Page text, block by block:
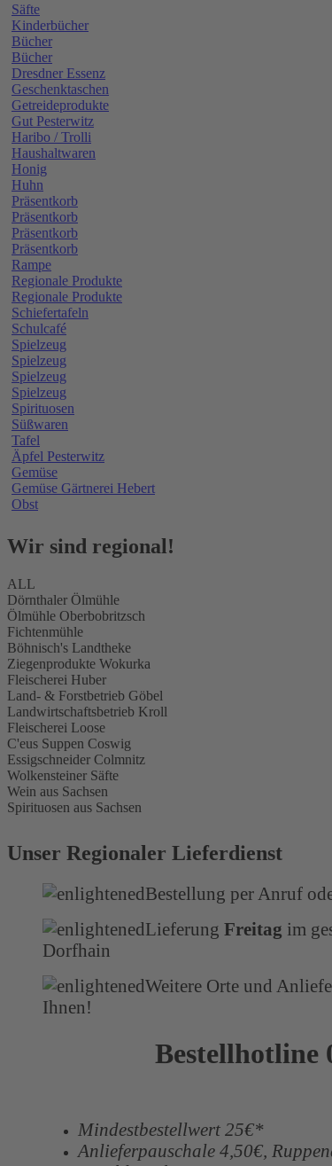
Säfte
Kinderbücher
Bücher
Bücher
Dresdner Essenz
Geschenktaschen
Getreideprodukte
Gut Pesterwitz
Haribo / Trolli
Haushaltwaren
Honig
Huhn
Präsentkorb
Präsentkorb
Präsentkorb
Präsentkorb
Rampe
Regionale Produkte
Regionale Produkte
Schiefertafeln
Schulcafé
Spielzeug
Spielzeug
Spielzeug
Spielzeug
Spirituosen
Süßwaren
Tafel
Äpfel Pesterwitz
Gemüse
Gemüse Gärtnerei Hebert
Obst
Wir sind regional!
ALL
Dörnthaler Ölmühle
Ölmühle Oberbobritzsch
Fichtenmühle
Böhnisch's Landtheke
Ziegenprodukte Wokurka
Fleischerei Huber
Land- & Forstbetrieb Göbel
Landwirtschaftsbetrieb Kroll
Fleischerei Loose
C'eus Suppen Coswig
Essigschneider Colmnitz
Wolkensteiner Säfte
Wein aus Sachsen
Spirituosen aus Sachsen
Unser Regionaler Lieferdienst
Bestellung per Anruf
Lieferung Freitag im
Dorfhain
Weitere Orte und
Ihnen!
Bestellhotline
Mindestbestellwert 25€*
Anlieferpauschale 4,50€,